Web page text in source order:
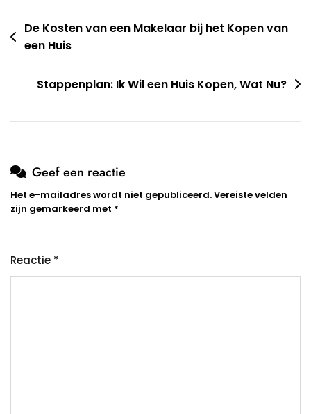
Berichtnavigatie
De Kosten van een Makelaar bij het Kopen van
een Huis
Stappenplan: Ik Wil een Huis Kopen, Wat Nu?
Geef een reactie
Het e-mailadres wordt niet gepubliceerd.Vereiste velden
zijn gemarkeerd met *
Reactie *